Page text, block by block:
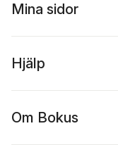
Mina sidor
Hjälp
Om Bokus